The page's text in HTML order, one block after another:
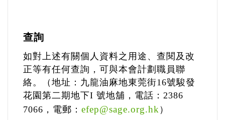
查詢
如對上述有關個人資料之用途、查閱及改
正等有任何查詢，可與本會計劃職員聯
絡。（地址：九龍油麻地東莞街16號駿發
花園第二期地下I 號地舖，電話：2386
7066，電郵： efep@sage.org.hk ）